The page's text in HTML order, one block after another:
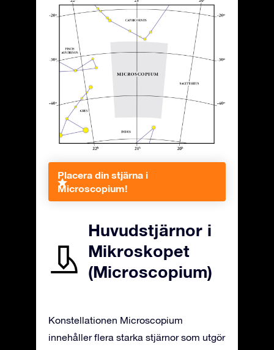
Placera din stjärna i
Microscopium!
Huvudstjärnor i
Mikroskopet
(Microscopium)
Konstellationen Microscopium
innehåller flera starka stjärnor som utgör